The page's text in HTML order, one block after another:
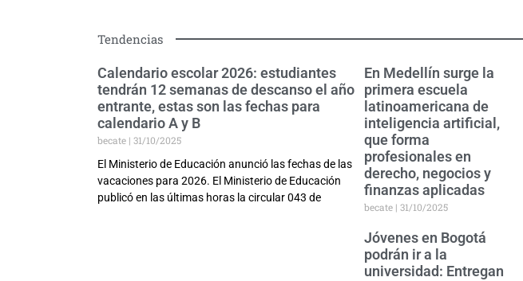
Tendencias
Calendario escolar 2026: estudiantes
tendrán 12 semanas de descanso el año
entrante, estas son las fechas para
calendario A y B
becate 31/10/2025
El Ministerio de Educación anunció las fechas de las
vacaciones para 2026. El Ministerio de Educación
publicó en las últimas horas la circular 043 de
En Medellín surge la
primera escuela
latinoamericana de
inteligencia artificial,
que forma
profesionales en
derecho, negocios y
finanzas aplicadas
becate 31/10/2025
Jóvenes en Bogotá
podrán ir a la
universidad: Entregan